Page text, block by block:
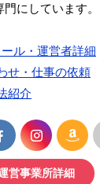
にしています。
ル・運営者詳細
せ・仕事の依頼
紹介
営事業所詳細